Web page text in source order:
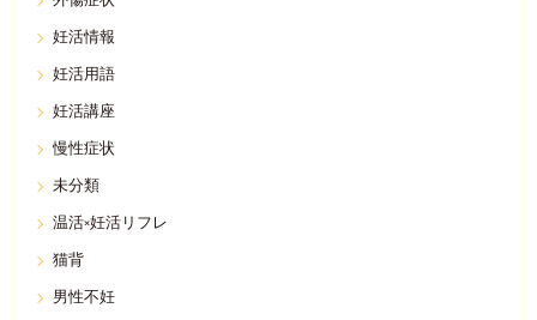
妊活情報
妊活用語
妊活講座
慢性症状
未分類
温活×妊活リフレ
猫背
男性不妊